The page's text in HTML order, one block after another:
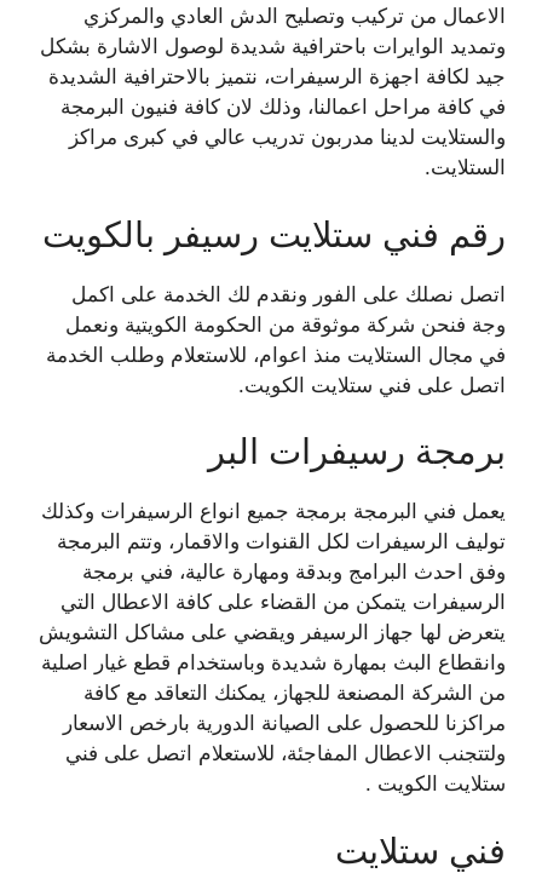
الاعمال من تركيب وتصليح الدش العادي والمركزي
وتمديد الوايرات باحترافية شديدة لوصول الاشارة بشكل
جيد لكافة اجهزة الرسيفرات، نتميز بالاحترافية الشديدة
في كافة مراحل اعمالنا، وذلك لان كافة فنيون البرمجة
والستلايت لدينا مدربون تدريب عالي في كبرى مراكز
الستلايت.
رقم فني ستلايت رسيفر بالكويت
اتصل نصلك على الفور ونقدم لك الخدمة على اكمل
وجة فنحن شركة موثوقة من الحكومة الكويتية ونعمل
في مجال الستلايت منذ اعوام، للاستعلام وطلب الخدمة
اتصل على فني ستلايت الكويت.
برمجة رسيفرات البر
يعمل فني البرمجة برمجة جميع انواع الرسيفرات وكذلك
توليف الرسيفرات لكل القنوات والاقمار، وتتم البرمجة
وفق احدث البرامج وبدقة ومهارة عالية، فني برمجة
الرسيفرات يتمكن من القضاء على كافة الاعطال التي
يتعرض لها جهاز الرسيفر ويقضي على مشاكل التشويش
وانقطاع البث بمهارة شديدة وباستخدام قطع غيار اصلية
من الشركة المصنعة للجهاز، يمكنك التعاقد مع كافة
مراكزنا للحصول على الصيانة الدورية بارخص الاسعار
ولتتجنب الاعطال المفاجئة، للاستعلام اتصل على فني
ستلايت الكويت .
فني ستلايت